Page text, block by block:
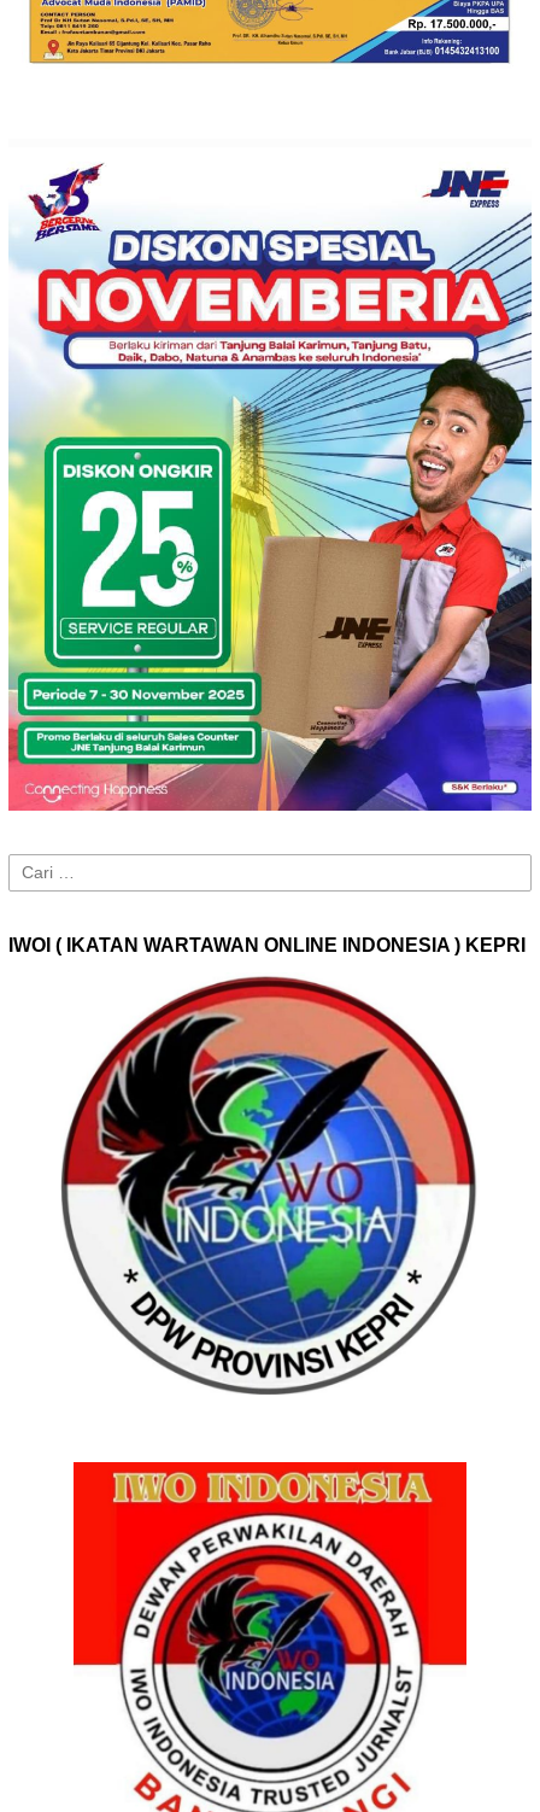
Cari
untuk:
IWOI ( IKATAN WARTAWAN ONLINE INDONESIA ) KEPRI